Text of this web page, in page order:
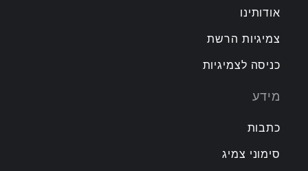
אודותינו
צמיגיות הרשת
כניסה לצמיגיות
מידע
כתבות
סימוני צמיג